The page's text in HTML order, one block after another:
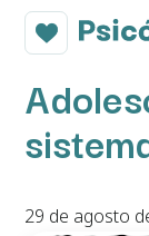
29 de agosto